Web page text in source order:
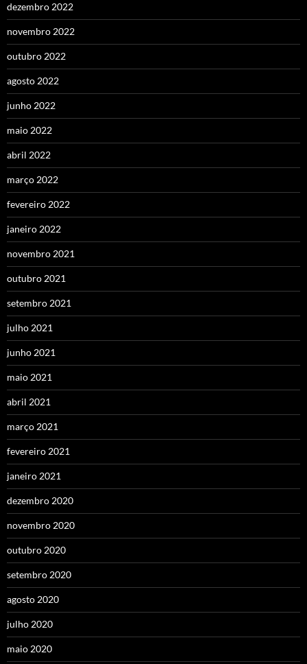
dezembro 2022
novembro 2022
outubro 2022
agosto 2022
junho 2022
maio 2022
abril 2022
março 2022
fevereiro 2022
janeiro 2022
novembro 2021
outubro 2021
setembro 2021
julho 2021
junho 2021
maio 2021
abril 2021
março 2021
fevereiro 2021
janeiro 2021
dezembro 2020
novembro 2020
outubro 2020
setembro 2020
agosto 2020
julho 2020
maio 2020